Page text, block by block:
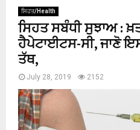
ਸਿਹਤ/Health
ਸਿਹਤ ਸਬੰਧੀ ਸੁਝਾਅ :
ਹੈਪੇਟਾਈਟਸ-ਸੀ, ਜਾਣੋ
ਤੱਥ,
July 28, 2019 2152